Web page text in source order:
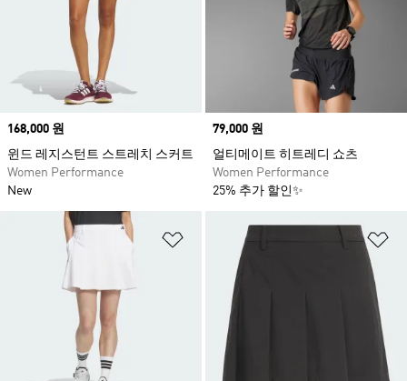
Price
168,000 원
윈드 레지스턴트 스트레치 스커트
Women Performance
New
Price
79,000 원
얼티메이트 히트레디 쇼츠
Women Performance
25% 추가 할인✨
위시리스트 담기